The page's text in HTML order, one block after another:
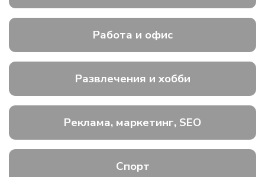
Работа и офис
Развлечения и хобби
Реклама, маркетинг, SEO
Спорт